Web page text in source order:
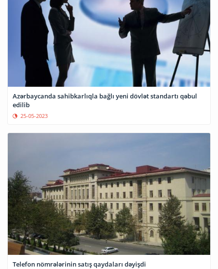
Azərbaycanda sahibkarlıqla bağlı yeni dövlət standartı qəbul
edilib
25-05-2023
Telefon nömrələrinin satış qaydaları dəyişdi